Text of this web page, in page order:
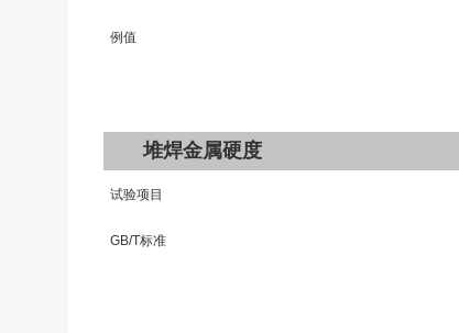
例值
堆焊金属硬度
试验项目
GB/T标准